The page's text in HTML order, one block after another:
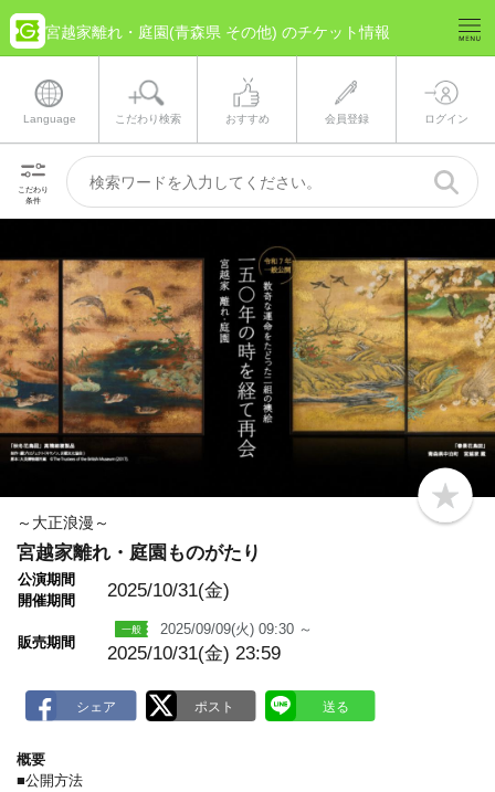
宮越家離れ・庭園(青森県 その他) のチケット情報
Language こだわり検索 おすすめ 会員登録 ログイン
こだわり
条件
b
o
～大正浪漫～
宮越家離れ・庭園ものがたり
公演期間
開催期間
2025/10/31(金)
販売期間
2025/09/09(火) 09:30 ～
2025/10/31(金) 23:59
概要
■公開方法